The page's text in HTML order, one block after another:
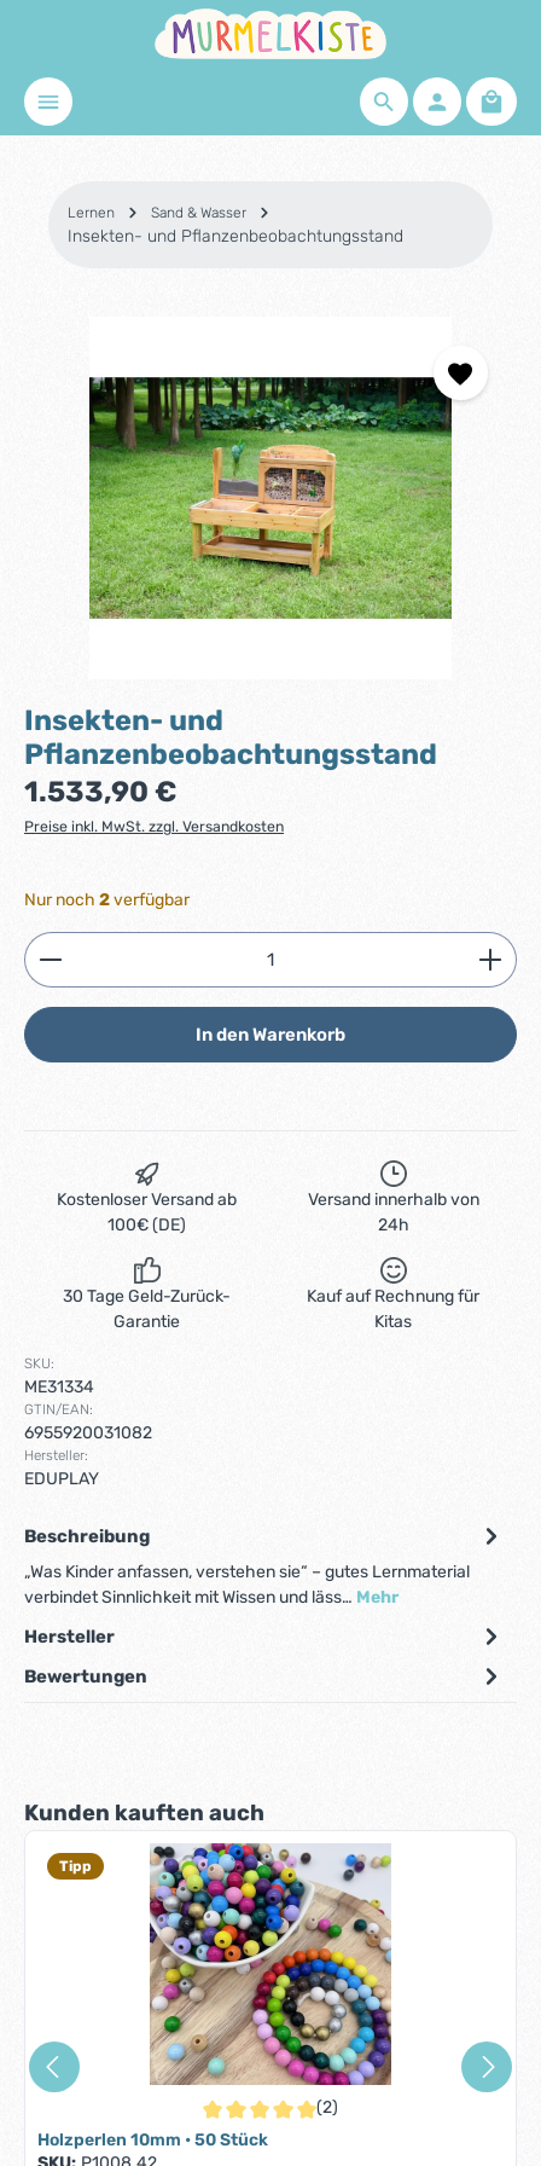
Zum Hauptinhalt springen
Lernen Sand & Wasser
Insekten- und Pflanzenbeobachtungsstand
Insekten- und
Pflanzenbeobachtungsstand
Regulärer Preis:
1.533,90 €
Preise inkl. MwSt. zzgl. Versandkosten
Nur noch 2verfügbar
Produkt Anzahl: Gib den gewünschten Wert ein
In den Warenkorb
Kostenloser Versand ab
100€ (DE)
Versand innerhalb von
24h
30 Tage Geld-Zurück-
Garantie
Kauf auf Rechnung für
Kitas
SKU:
ME31334
GTIN/EAN:
6955920031082
Hersteller:
EDUPLAY
Beschreibung
„Was Kinder anfassen, verstehen sie“ – gutes Lernmaterial
verbindet Sinnlichkeit mit Wissen und läss… Mehr
Hersteller
Bewertungen
Produktgalerie überspringen
Kunden kauften auch
Tipp
Durchschnittliche Bewertung von 5 von 5
(2)
Holzperlen 10mm • 50 Stück